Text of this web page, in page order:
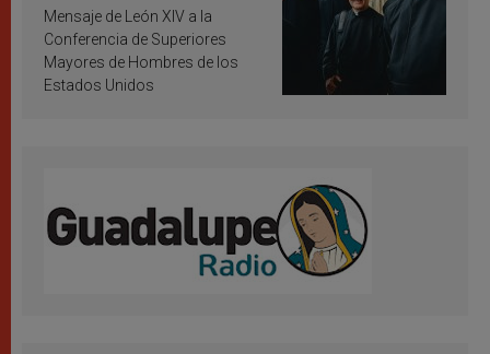
inspiración y santificación
Mensaje de León XIV a la
Conferencia de Superiores
Mayores de Hombres de los
Estados Unidos